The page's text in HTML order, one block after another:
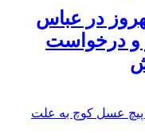
در عباس
و درخواست